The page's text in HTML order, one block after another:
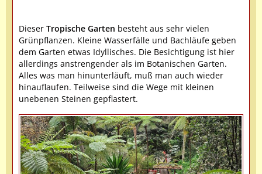
Dieser Tropische Garten besteht aus sehr vielen
Grünpflanzen. Kleine Wasserfälle und Bachläufe geben
dem Garten etwas Idyllisches. Die Besichtigung ist hier
allerdings anstrengender als im Botanischen Garten.
Alles was man hinunterläuft, muß man auch wieder
hinauflaufen. Teilweise sind die Wege mit kleinen
unebenen Steinen gepflastert.